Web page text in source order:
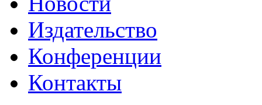
Издательство
Конференции
Контакты